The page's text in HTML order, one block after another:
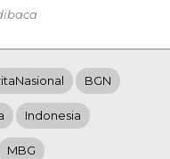
BGN
Indonesia
MBG